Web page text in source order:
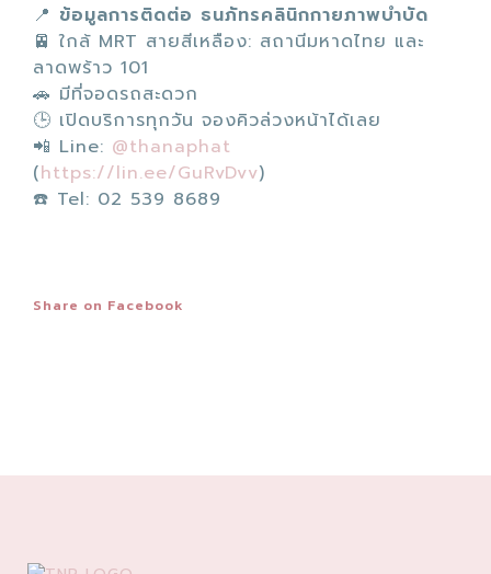
📍 ข้อมูลการติดต่อ ธนภัทรคลินิกกายภาพบำบัด
🚈 ใกล้ MRT สายสีเหลือง: สถานีมหาดไทย และ
ลาดพร้าว 101
🚗 มีที่จอดรถสะดวก
🕒 เปิดบริการทุกวัน จองคิวล่วงหน้าได้เลย
📲 Line: @thanaphat
(https://lin.ee/GuRvDvv)
☎️ Tel: 02 539 8689
Share on Facebook